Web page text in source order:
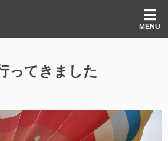
MENU
ってきました